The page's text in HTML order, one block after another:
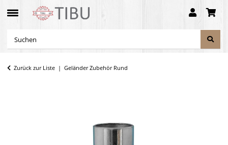
Zurück zur Liste Geländer Zubehör Rund